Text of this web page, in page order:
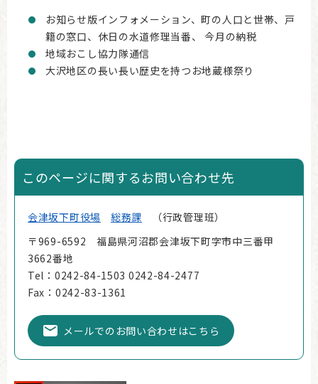
お知らせ版インフォメーション、町の人口と世帯、戸
籍の窓口、休日の水道修理当番、 今月の納税
地域おこし協力隊通信
大沢地区の長い長い歴史を持つお地蔵様祭り
このページに関するお問い合わせ先
会津坂下町役場 総務課
行政管理班
〒969-6592 福島県河沼郡会津坂下町字市中三番甲
3662番地
Tel：0242-84-1503 0242-84-2477
Fax：0242-83-1361
メールでのお問い合わせはこちら